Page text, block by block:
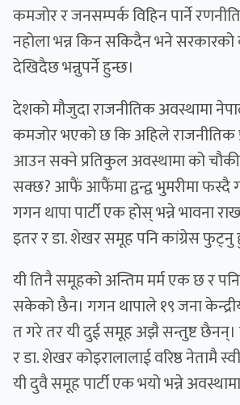
कमजोर र जनसम्पर्क विहिन पार्ने
नहोला भन्न किन सकिदैन भने सरकारको
देखिदैछ भन्नुपर्ने हुन्छ।
देशको मौजुदा राजनीतिक अवस्थामा
कमजोर भएको छ कि अहिले राजनीतिक
आउन सक्ने प्रतिकुल अवस्थामा को
सक्छ? आफैं आफैंमा द्वन्द्व भुमरीमा फस्दै
गगन थापा पार्टी एक होस् भन्ने भावना
इतर र डा. शेखर समूह पनि कांग्रेस फुट्नु
यी तिनै समूहको अन्तिम मर्म एक छ र
सकेको छैन। गगन थापाले १९ जना
त गरे तर यी दुई समूह अझै सन्तुष्ट
र डा. शेखर कोइरालालाई वरिष्ठ नेतामै
यी दुवै समूह पार्टी एक भयो भन्ने